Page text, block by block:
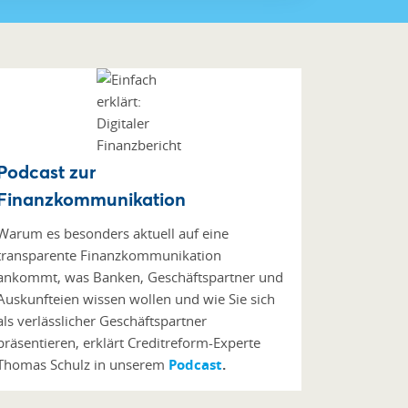
zur
es besonders aktuell auf eine
Finanzkommunikation
was Banken, Geschäftspartner und
wissen wollen und wie Sie sich
verlässlicher Geschäftspartner
erklärt Creditreform-Experte
Schulz in unserem Podcast.